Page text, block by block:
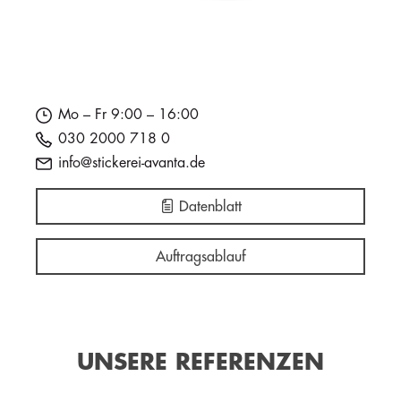
Mo – Fr 9:00 – 16:00
030 2000 718 0
info@stickerei-avanta.de
Datenblatt
Auftragsablauf
UNSERE REFERENZEN